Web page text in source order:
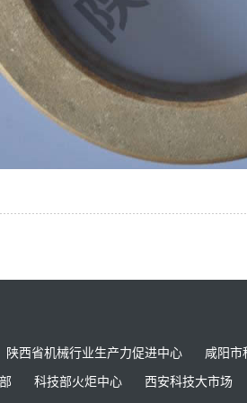
陕西省机械行业生产力促进中心 咸阳市
科技部火炬中心 西安科技大市场